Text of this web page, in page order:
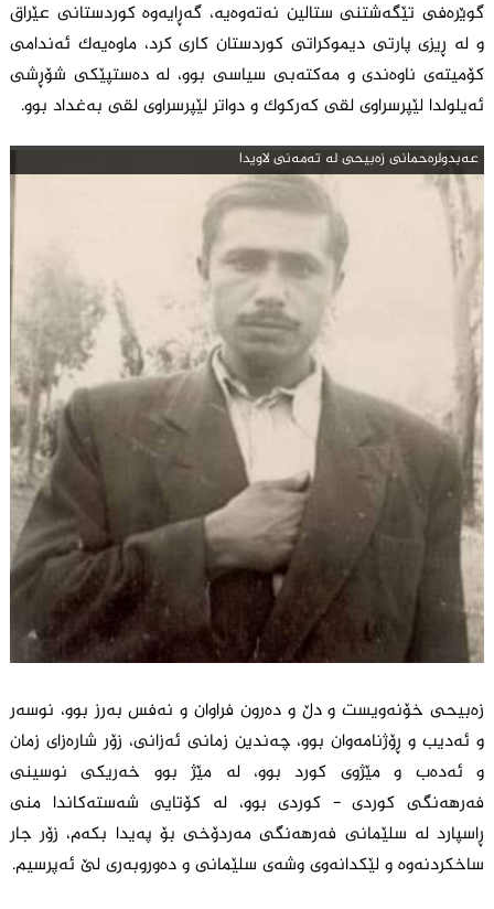
گوێرەفی تێگەشتنی ستالین نەتەوەیە، گەڕایەوە کوردستانی عێراق
و لە ڕیزی پارتی دیموکراتی کوردستان کاری کرد، ماوەیەک ئەندامی
کۆمیتەی ناوەندی و مەکتەبی سیاسی بوو، لە دەستپێکی شۆڕشی
ئەیلولدا لێپرسراوی لقی کەرکوک و دواتر لێپرسراوی لقی بەغداد بوو.
عه‌بدولره‌حمانى زه‌بیحى له‌ ته‌مه‌نی لاویدا
زەبیحی خۆنەویست و دڵ و دەرون فراوان و نەفس بەرز بوو، نوسەر
و ئەدیب و ڕۆژنامەوان بوو، چەندین زمانی ئەزانی، زۆر شارەزای زمان
و ئەدەب و مێژوی کورد بوو، لە مێژ بوو خەریکی نوسینی
فەرهەنگی کوردی - کوردی بوو، لە کۆتایی شەستەکاندا منی
ڕاسپارد لە سلێمانی فەرهەنگی مەردۆخی بۆ پەیدا بکەم، زۆر جار
ساخکردنەوە و لێکدانەوی وشەی سلێمانی و دەوروبەری لێ ئەپرسیم.